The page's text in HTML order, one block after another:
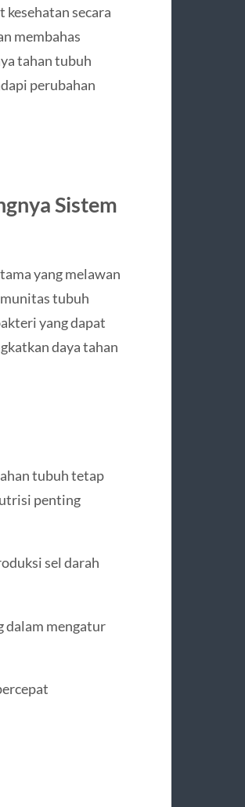
secara
membahas
tahan tubuh
perubahan
Sistem
yang melawan
tubuh
yang dapat
daya tahan
tubuh tetap
penting
sel darah
dalam mengatur